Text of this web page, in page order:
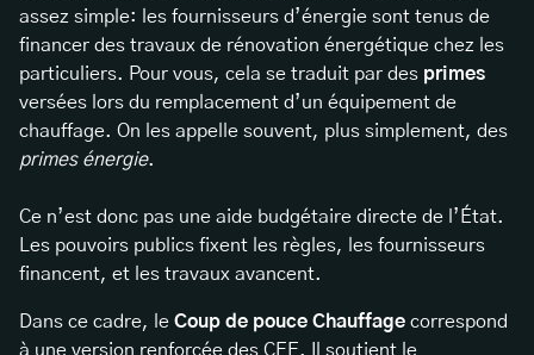
assez simple: les fournisseurs d’énergie sont tenus de
financer des travaux de rénovation énergétique chez les
particuliers. Pour vous, cela se traduit par des primes
versées lors du remplacement d’un équipement de
chauffage. On les appelle souvent, plus simplement, des
primes énergie.
Ce n’est donc pas une aide budgétaire directe de l’État.
Les pouvoirs publics fixent les règles, les fournisseurs
financent, et les travaux avancent.
Dans ce cadre, le Coup de pouce Chauffage correspond
à une version renforcée des CEE. Il soutient le